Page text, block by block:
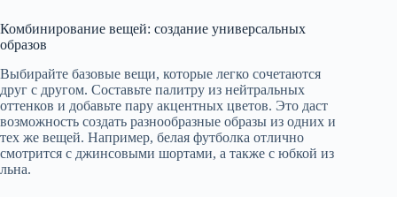
Комбинирование вещей: создание универсальных
образов
Выбирайте базовые вещи, которые легко сочетаются
друг с другом. Составьте палитру из нейтральных
оттенков и добавьте пару акцентных цветов. Это даст
возможность создать разнообразные образы из одних и
тех же вещей. Например, белая футболка отлично
смотрится с джинсовыми шортами, а также с юбкой из
льна.